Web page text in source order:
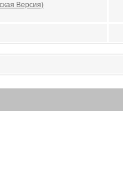
Версия)